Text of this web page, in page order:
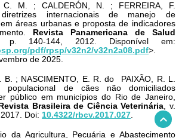
C. M. ; CALDERÓN, N. ; FERREIRA, F.
internacionais de manejo de
áreas urbanas e proposta de indicadores
Revista Panamericana de Salud
140-144, 2012. Disponível em:
pdf/rpsp/v32n2/v32n2a08.pdf>.
de 2025.
B. ; NASCIMENTO, E. R. do PAIXÃO, R. L.
populacional de cães não domiciliados
público em municípios do Rio de Janeiro,
Revista Brasileira de Ciência Veterinária, v.
Doi:10.4322/rbcv.2017.027.
da Agricultura, Pecuária e Abastecimento